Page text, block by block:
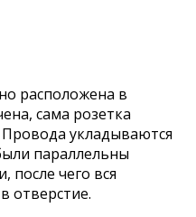
расположена в
сама розетка
Провода укладываются
параллельны
после чего вся
отверстие.